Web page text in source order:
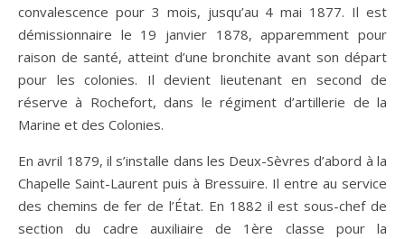
convalescence pour 3 mois, jusqu’au 4 mai 1877. Il est
démissionnaire le 19 janvier 1878, apparemment pour
raison de santé, atteint d’une bronchite avant son départ
pour les colonies. Il devient lieutenant en second de
réserve à Rochefort, dans le régiment d’artillerie de la
Marine et des Colonies.
En avril 1879, il s’installe dans les Deux-Sèvres d’abord à la
Chapelle Saint-Laurent puis à Bressuire. Il entre au service
des chemins de fer de l’État. En 1882 il est sous-chef de
section du cadre auxiliaire de 1ère classe pour la